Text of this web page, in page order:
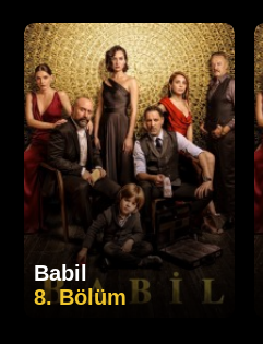
Babil
8. Bölüm